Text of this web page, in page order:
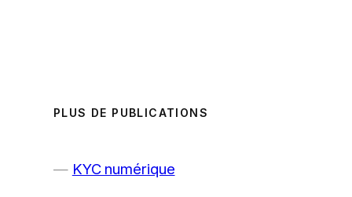
PLUS DE PUBLICATIONS
KYC numérique